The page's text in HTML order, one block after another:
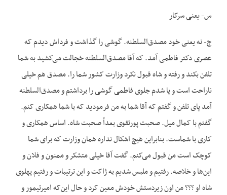
س- یعنی سرکار
ج- نه یعنی خود مصدق‌السلطنه. گوشی را گذاشت و فرداش دیدم که
عصری دکتر فاطمی آمد. که آقا مصدق‌السلطنه خجالت می‌کشید به شما
تلفن بکند و رفته و شاه قبول نکرد وزارت کشور شما را. مصدق هم خیلی
ناراحت است و پا شدم جلوی فاطمی گوشی را برداشتم و مصدق‌السلطنه
آمد پای تلفن و گفتم که آقا شما به من فرمودید که با شما همکاری کنم.
گفتم با کمال میل. صحبت پورتقوی بعداً صحبت شاه. اساس همکاری و
کاری با شماست. بنابراین هیچ اشکال نداره همان وزارت که برای شما
کوچک است من قبول می‌کنم. گفت آقا خیلی متشکر و ممنون و فلان و
این‌ها و خلاصه. رفتیم و ملبس شدیم به ژاکت و این ترتیبات و رفتیم پهلوی
شاه او ؟؟؟ من اون زیردستش خودش معین کرد و حال این‌که امیرتیمور و